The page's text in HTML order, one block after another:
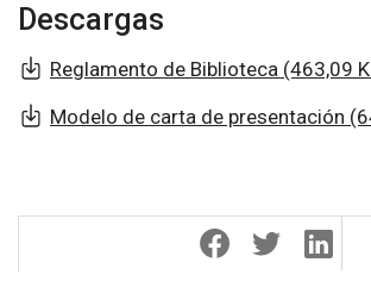
Descargas
Reglamento de Biblioteca (463,09
Modelo de carta de presentación